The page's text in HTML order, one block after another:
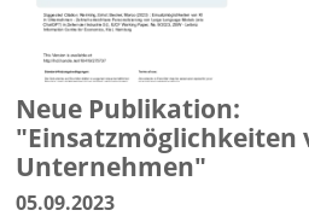
Neue Publikation:
"Einsatzmöglichkeiten
Unternehmen"
05.09.2023